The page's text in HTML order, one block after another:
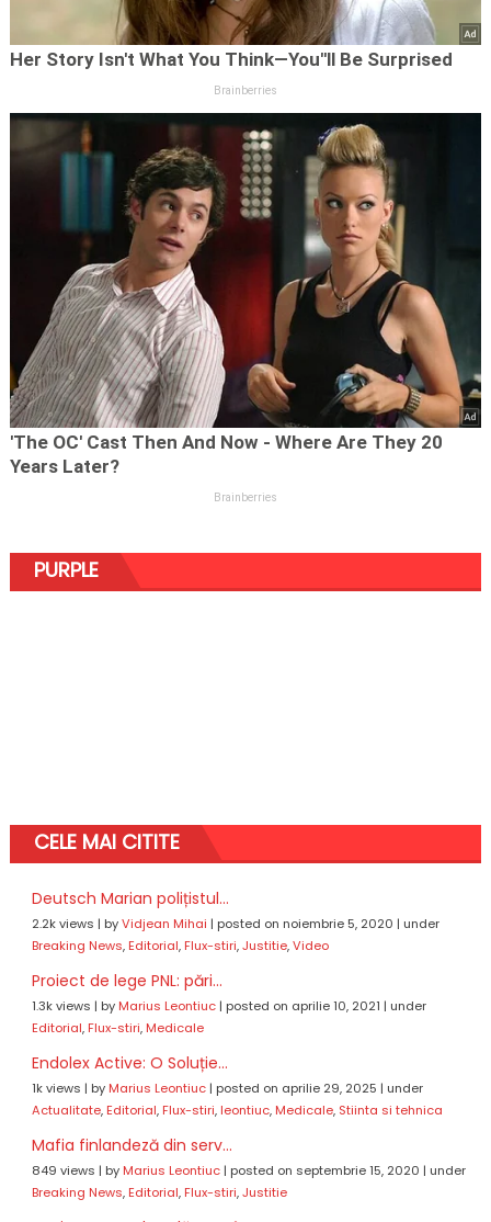
PURPLE
CELE MAI CITITE
Deutsch Marian polițistul...
2.2k views | byVidjean Mihai | posted on noiembrie 5, 2020 | under
Breaking News, Editorial, Flux-stiri,Justitie,Video
Proiect de lege PNL: pări...
1.3k views | by Marius Leontiuc| posted on aprilie 10, 2021 | under
Editorial, Flux-stiri, Medicale
Endolex Active: O Soluție...
1k views | by Marius Leontiuc| posted on aprilie 29, 2025 | under
Actualitate, Editorial, Flux-stiri, leontiuc, Medicale, Stiinta si tehnica
Mafia finlandeză din serv...
849 views | by Marius Leontiuc| posted on septembrie 15, 2020 | under
Breaking News, Editorial, Flux-stiri,Justitie